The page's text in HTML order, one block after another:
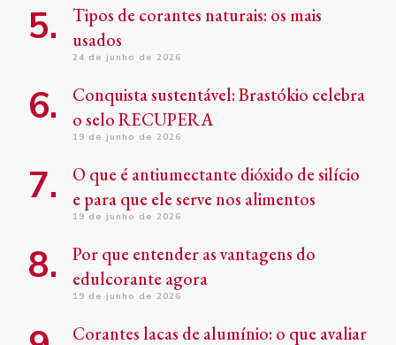
Tipos de corantes naturais: os mais
usados
24 de junho de 2026
Conquista sustentável: Brastókio celebra
o selo RECUPERA
19 de junho de 2026
O que é antiumectante dióxido de silício
e para que ele serve nos alimentos
19 de junho de 2026
Por que entender as vantagens do
edulcorante agora
19 de junho de 2026
Corantes lacas de alumínio: o que avaliar